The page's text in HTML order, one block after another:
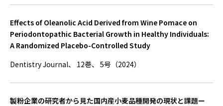
Effects of Oleanolic Acid Derived from Wine Pomace on
Periodontopathic Bacterial Growth in Healthy Individuals:
A Randomized Placebo-Controlled Study
Dentistry Journal、 12巻、 5号（2024）
製粉企業の研究者から見た国内産小麦品種開発の現状と課題ー